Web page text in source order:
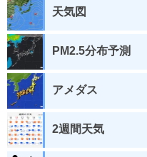
天気図
PM2.5分布予測
アメダス
2週間天気